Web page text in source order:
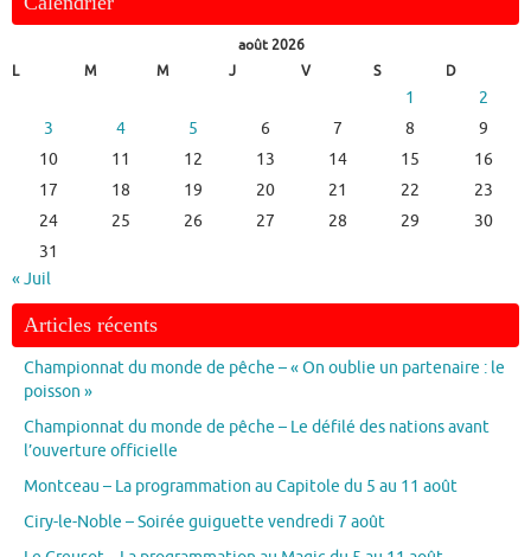
août 2026
L
M M J V S D
1
2
3
4 5 6 7 8
9
10
11 12 13 14 15
16
17
18 19 20 21 22
23
24
25 26 27 28 29
30
31
« Juil
Articles récents
Championnat du monde de pêche – « On oublie un partenaire : le
poisson »
Championnat du monde de pêche – Le défilé des nations avant
l’ouverture officielle
Montceau – La programmation au Capitole du 5 au 11 août
Ciry-le-Noble – Soirée guiguette vendredi 7 août